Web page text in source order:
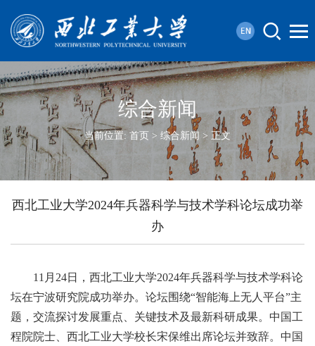
综合新闻
当前位置: 首页 > 综合新闻 > 正文
西北工业大学2024年兵器科学与技术学科论坛成功举
办
11月24日，西北工业大学2024年兵器科学与技术学科论
坛在宁波研究院成功举办。论坛围绕“智能海上无人平台”主
题，交流探讨发展重点、关键技术及最新科研成果。中国工
程院院士、西北工业大学校长宋保维出席论坛并致辞。中国